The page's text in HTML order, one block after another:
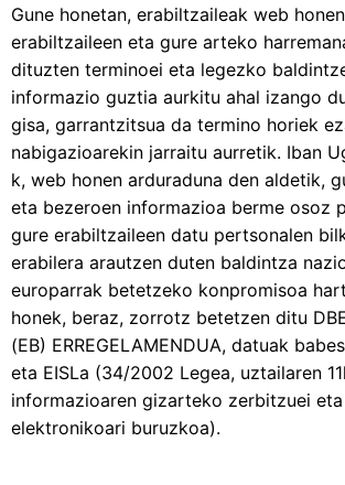
Gune honetan, erabiltzaileak web
erabiltzaileen eta gure arteko
dituzten terminoei eta legezko
informazio guztia aurkitu ahal izango
gisa, garrantzitsua da termino horiek
nabigazioarekin jarraitu aurretik. Iban
k, web honen arduraduna den aldetik,
eta bezeroen informazioa berme osoz
gure erabiltzaileen datu pertsonalen
erabilera arautzen duten baldintza
europarrak betetzeko konpromisoa
honek, beraz, zorrotz betetzen ditu
(EB) ERREGELAMENDUA, datuak
eta EISLa (34/2002 Legea, uztailaren
informazioaren gizarteko zerbitzuei
elektronikoari buruzkoa).